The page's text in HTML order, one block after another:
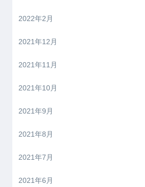
2022年2月
2021年12月
2021年11月
2021年10月
2021年9月
2021年8月
2021年7月
2021年6月